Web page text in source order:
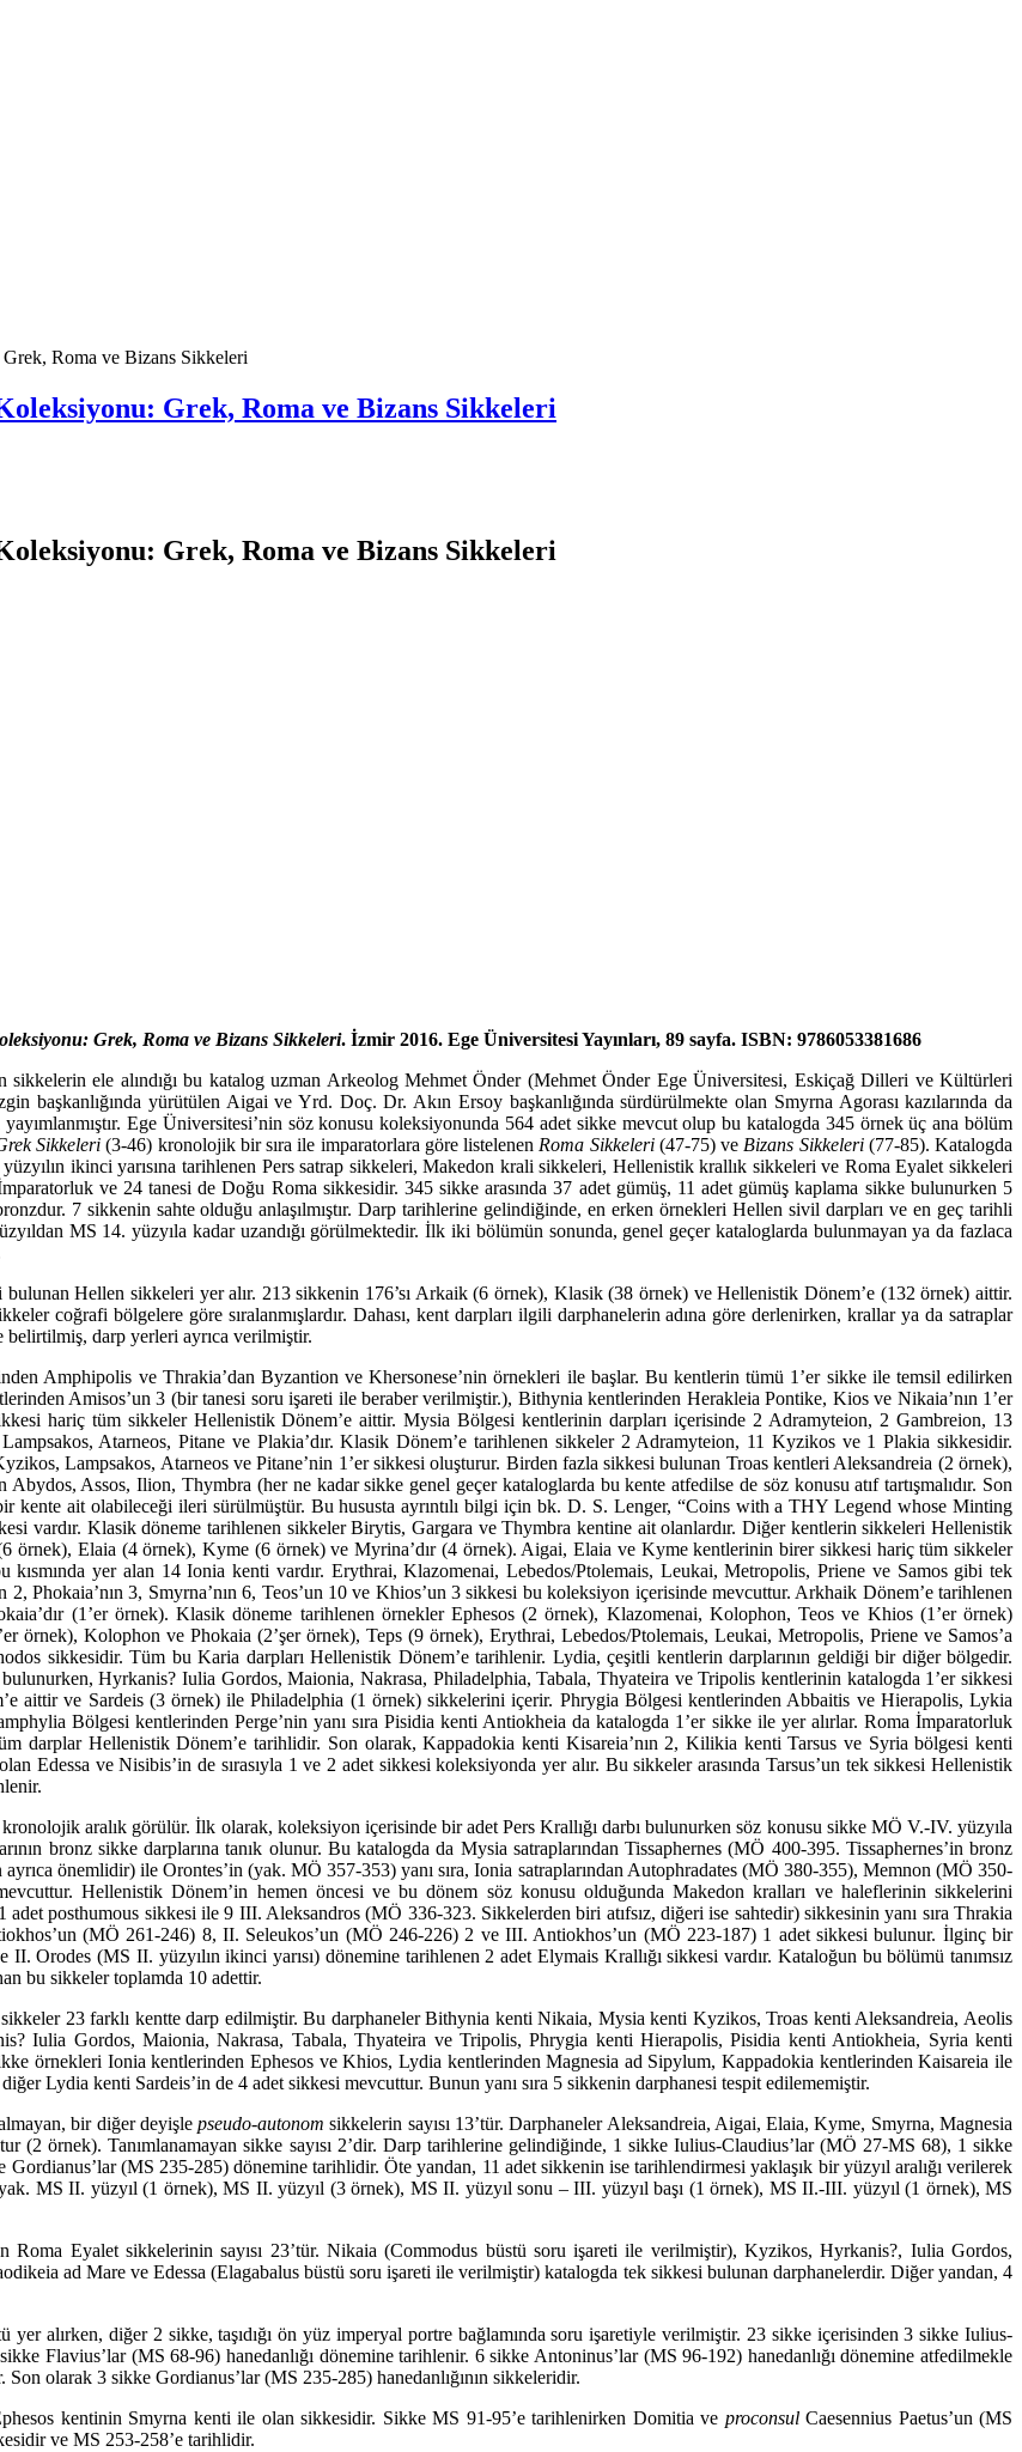
Roma ve Bizans Sikkeleri
Grek, Roma ve Bizans Sikkeleri
Grek, Roma ve Bizans Sikkeleri
Grek, Roma ve Bizans Sikkeleri. İzmir 2016. Ege Üniversitesi Yayınları, 89 sayfa. ISBN: 9786053381686
ele alındığı bu katalog uzman Arkeolog Mehmet Önder (Mehmet Önder Ege Üniversitesi, Eskiçağ Dilleri ve Kültürleri
başkanlığında yürütülen Aigai ve Yrd. Doç. Dr. Akın Ersoy başkanlığında sürdürülmekte olan Smyrna Agorası kazılarında da
yayımlanmıştır. Ege Üniversitesi’nin söz konusu kolek­si­yonunda 564 adet sikke mevcut olup bu katalogda 345 örnek üç ana bölüm
Sikkeleri (3-46) kronolojik bir sıra ile imparatorlara göre listele­nen Roma Sikkeleri(47-75) ve Bizans Sikkeleri (77-85). Katalogda
ikinci yarısına tarihlenen Pers satrap sikkeleri, Makedon krali sikkeleri, Hellenistik krallık sik­keleri ve Roma Eyalet sikkeleri
ve 24 tanesi de Doğu Roma sikke­sidir. 345 sikke arasında 37 adet gümüş, 11 adet gümüş kaplama sikke bulu­nurken 5
7 sikkenin sahte olduğu anlaşılmıştır. Darp tarihlerine ge­lin­diğinde, en erken örnekleri Hellen sivil darpları ve en geç tarihli
MS 14. yüzyıla kadar uzandığı görülmektedir. İlk iki bölümün sonunda, genel geçer kataloglarda bulunmayan ya da fazlaca
Hellen sikkeleri yer alır. 213 sikkenin 176’sı Arkaik (6 örnek), Klasik (38 örnek) ve Hellenistik Dönem’e (132 örnek) aittir.
coğrafi bölge­lere göre sıralanmışlardır. Dahası, kent darpları ilgili darphanelerin adına gö­re derlenirken, krallar ya da satraplar
darp yerleri ayrıca veril­miştir.
Amphipolis ve Thrakia’dan Byzantion ve Khersonese’nin örnekleri ile başlar. Bu kentlerin tümü 1’er sikke ile temsil edilirken
Amisos’un 3 (bir tanesi soru işareti ile beraber verilmiştir.), Bithynia kentlerinden Herak­leia Pontike, Kios ve Nikaia’nın 1’er
hariç tüm sikkeler Hellenistik Dö­nem’e aittir. Mysia Bölgesi kentlerinin darpları içerisinde 2 Adramyteion, 2 Gambreion, 13
Atarneos, Pitane ve Plakia’dır. Klasik Dönem’e tarih­lenen sikkeler 2 Adramyteion, 11 Kyzikos ve 1 Plakia sikkesidir.
Lampsa­kos, Atarneos ve Pitane’nin 1’er sikkesi oluşturur. Birden fazla sikkesi bulunan Troas kentleri Aleksandreia (2 örnek),
Assos, Ilion, Thymbra (her ne kadar sikke genel geçer kataloglarda bu kente atfedilse de söz konusu atıf tartışmalıdır. Son
kente ait olabileceği ileri sürülmüştür. Bu hususta ay­rıntılı bilgi için bk. D. S. Lenger, “Coins with a THY Legend whose Minting
vardır. Klasik döneme tarihlenen sikkeler Birytis, Gargara ve Thymbra kentine ait olanlardır. Diğer kentlerin sikkeleri Hellenistik
örnek), Elaia (4 örnek), Kyme (6 örnek) ve Myrina’dır (4 örnek). Aigai, Elaia ve Kyme kentlerinin birer sikkesi hariç tüm sikkeler
yer alan 14 Ionia kenti vardır. Erythrai, Kla­zo­menai, Lebedos/Ptolemais, Leukai, Metropolis, Priene ve Samos gibi tek
Phokaia’nın 3, Smyrna’nın 6, Teos’un 10 ve Khios’un 3 sikkesi bu koleksi­yon içerisinde mevcuttur. Arkhaik Dönem’e tarihlenen
(1’er örnek). Klasik döneme tarihlenen örnekler Ephesos (2 örnek), Klazomenai, Kolo­phon, Teos ve Khios (1’er örnek)
örnek), Kolophon ve Phokaia (2’şer örnek), Teps (9 örnek), Erythrai, Lebedos/Ptolemais, Leukai, Metropolis, Priene ve Samos’a
sikkesidir. Tüm bu Karia darpları Hellenistik Dönem’e tarihlenir. Lydia, çeşitli kentlerin darplarının geldiği bir diğer bölgedir.
Hyrkanis? Iulia Gordos, Maionia, Nakrasa, Philadelphia, Tabala, Thyateira ve Tripolis kentlerinin katalogda 1’er sikkesi
aittir ve Sardeis (3 örnek) ile Philadelphia (1 örnek) sikkelerini içerir. Phrygia Bölgesi kentlerinden Abbaitis ve Hierapolis, Lykia
Bölgesi kentlerinden Perge’nin yanı sıra Pisidia kenti Antiokheia da katalogda 1’er sikke ile yer alırlar. Roma İmparatorluk
darplar Hellenistik Dönem’e tarihlidir. Son olarak, Kappadokia kenti Kisare­ia’nın 2, Kilikia kenti Tarsus ve Syria bölgesi kenti
Edessa ve Nisibis’in de sırasıyla 1 ve 2 adet sikkesi koleksiyonda yer alır. Bu sikkeler arasında Tar­sus’un tek sikkesi Hellenistik
aralık görülür. İlk olarak, koleksiyon içerisinde bir adet Pers Krallığı darbı bulunurken söz konusu sikke MÖ V.-IV. yüzyıla
bronz sikke darplarına tanık olunur. Bu katalogda da Mysia satraplarından Tissaphernes (MÖ 400-395. Tissaphernes’in bronz
ayrıca önemlidir) ile Orontes’in (yak. MÖ 357-353) yanı sıra, Ionia satraplarından Autophradates (MÖ 380-355), Memnon (MÖ 350-
Hellenistik Dönem’in hemen öncesi ve bu dönem söz konusu olduğunda Makedon kralları ve haleflerinin sikkelerini
posthu­mous sikkesi ile 9 III. Aleksandros (MÖ 336-323. Sikkelerden biri atıfsız, diğeri ise sahtedir) sikkesinin yanı sıra Thrakia
(MÖ 261-246) 8, II. Seleukos’un (MÖ 246-226) 2 ve III. Antiokhos’un (MÖ 223-187) 1 adet sikkesi bulunur. İlginç bir
Orodes (MS II. yüzyılın ikinci yarısı) dönemine tarihlenen 2 adet Elymais Krallığı sikkesi vardır. Kataloğun bu bölümü tanımsız
bu sikkeler toplamda 10 adettir.
23 farklı kentte darp edilmiştir. Bu darphaneler Bithynia kenti Nikaia, Mysia kenti Kyzikos, Troas kenti Aleksandreia, Aeolis
Iulia Gordos, Ma­ionia, Nakrasa, Tabala, Thyateira ve Tripolis, Phrygia kenti Hierapolis, Pisidia kenti Antiokheia, Syria kenti
örnekleri Ionia kentlerinden Ephesos ve Khios, Lydia kentlerinden Magnesia ad Sipylum, Kappadokia kentlerinden Kaisareia ile
Lydia kenti Sardeis’in de 4 adet sikkesi mevcuttur. Bunun yanı sıra 5 sikkenin darphanesi tespit edilememiştir.
bir diğer deyişlepseudo-autonom sikkelerin sayısı 13’tür. Darp­ha­neler Aleksandreia, Aigai, Elaia, Kyme, Smyrna, Magnesia
(2 örnek). Ta­nım­lanamayan sikke sayısı 2’dir. Darp tarihlerine gelindiğinde, 1 sikke Iulius-Claudius’lar (MÖ 27-MS 68), 1 sikke
(MS 235-285) dönemine tarihlidir. Öte yandan, 11 adet sikkenin ise tarihlendirmesi yaklaşık bir yüzyıl aralığı verilerek
MS II. yüzyıl (1 örnek), MS II. yüzyıl (3 örnek), MS II. yüzyıl sonu – III. yüzyıl başı (1 örnek), MS II.-III. yüzyıl (1 örnek), MS
Eyalet sikkelerinin sayısı 23’tür. Nikaia (Commodus büstü soru işareti ile verilmiştir), Kyzikos, Hyrkanis?, Iulia Gordos,
ad Mare ve Edes­sa (Elagabalus büstü soru işareti ile verilmiştir) katalogda tek sikkesi bu­lunan darphanelerdir. Diğer yandan, 4
yer alırken, diğer 2 sikke, taşıdığı ön yüz imperyal portre bağlamında so­ru işaretiyle verilmiştir. 23 sikke içerisinden 3 sikke Iulius-
Flavius’lar (MS 68-96) hanedanlığı dönemine tarihlenir. 6 sikke Antoninus’lar (MS 96-192) hanedanlığı dönemine atfedilmekle
olarak 3 sikke Gordianus’lar (MS 235-285) hanedanlığının sikkeleridir.
kentinin Smyrna kenti ile olan sikkesidir. Sikke MS 91-95’e tarihlenir­ken Domitia ve proconsulCaesennius Paetus’un (MS
ve MS 253-258’e tarihlidir.